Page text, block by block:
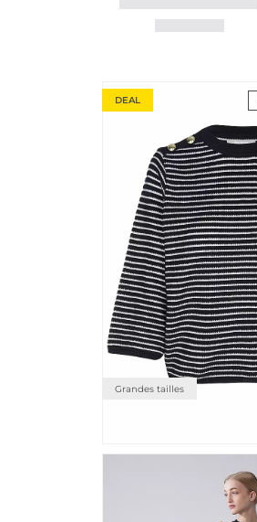
DEAL
Grandes tailles